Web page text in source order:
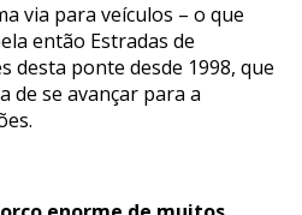
via para veículos – o que
então Estradas de
desta ponte desde 1998, que
de se avançar para a